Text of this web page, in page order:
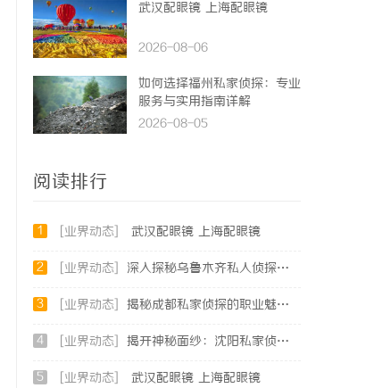
武汉配眼镜 上海配眼镜
2026-08-06
如何选择福州私家侦探：专业
服务与实用指南详解
2026-08-05
阅读排行
1 [业界动态] 武汉配眼镜 上海配眼镜
2 [业界动态] 深入探秘乌鲁木齐私人侦探行业的现状与未来发展趋势
3 [业界动态] 揭秘成都私家侦探的职业魅力与现实挑战
4 [业界动态] 揭开神秘面纱：沈阳私家侦探行业的现状与发展
5 [业界动态] 武汉配眼镜 上海配眼镜